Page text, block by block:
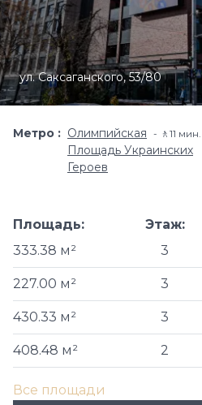
ул. Саксаганского, 53/80
Метро Олимпийская 🚶11
Площадь Украинских
Героев
Площадь:
333.38 м²
Этаж:
3
227.00 м² 3
430.33 м² 3
408.48 м² 2
Все площади